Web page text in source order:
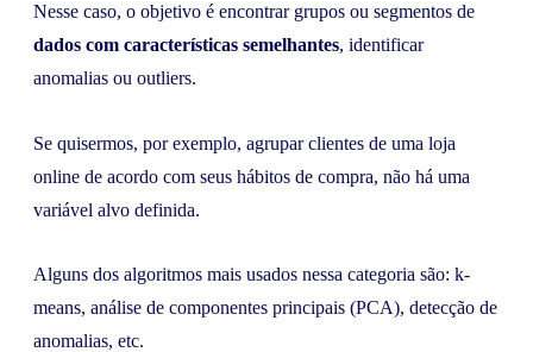
Nesse caso, o objetivo é encontrar grupos ou segmentos de
dados com características semelhantes, identificar
anomalias ou outliers.
Se quisermos, por exemplo, agrupar clientes de uma loja
online de acordo com seus hábitos de compra, não há uma
variável alvo definida.
Alguns dos algoritmos mais usados nessa categoria são: k-
means, análise de componentes principais (PCA), detecção de
anomalias, etc.